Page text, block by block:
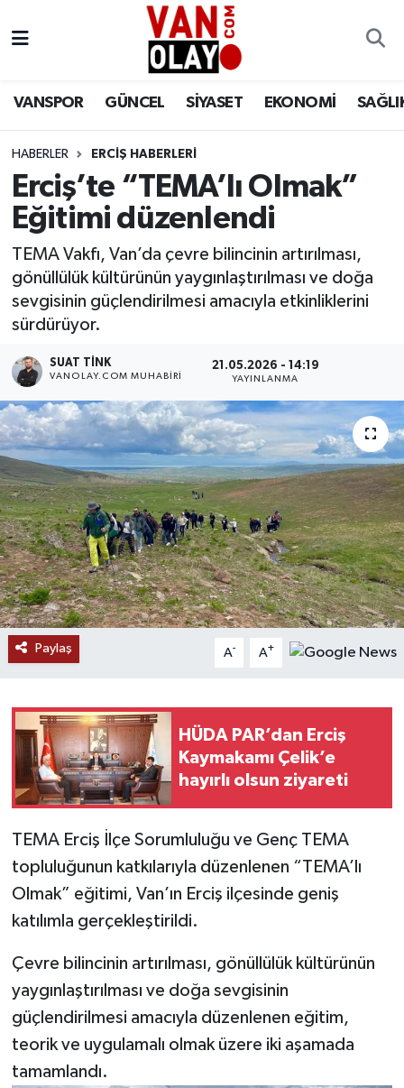
VANSPOR GÜNCEL SİYASET EKONOMİ
HABERLER ERCİŞ HABERLERİ
Erciş’te “TEMA’lı Olmak”
Eğitimi düzenlendi
TEMA Vakfı, Van’da çevre bilincinin artırılması,
gönüllülük kültürünün yaygınlaştırılması ve doğa
sevgisinin güçlendirilmesi amacıyla etkinliklerini
sürdürüyor.
SUAT TINK
VANOLAY.COM MUHABIRI
21.05.2026 - 14:19
YAYINLANMA
Paylaş A- A+
HÜDA PAR’dan Erciş
Kaymakamı Çelik’e
hayırlı olsun ziyareti
TEMA Erciş İlçe Sorumluluğu ve Genç TEMA
topluluğunun katkılarıyla düzenlenen “TEMA’lı
Olmak” eğitimi, Van’ın Erciş ilçesinde geniş
katılımla gerçekleştirildi.
Çevre bilincinin artırılması, gönüllülük kültürünün
yaygınlaştırılması ve doğa sevgisinin
güçlendirilmesi amacıyla düzenlenen eğitim,
teorik ve uygulamalı olmak üzere iki aşamada
tamamlandı.
Siyaset
Ekonomi
Sağlık
Eğitim
RESMİ İLANLAR
Van Nöbetçi Eczaneler
Van Namaz Vakitleri
Van Trafik Yoğunluk Haritası
Süper Lig Puan Durumu ve Fikstür
Tüm Manşetler